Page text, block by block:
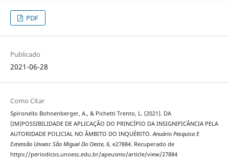
PDF
Publicado
2021-06-28
Como Citar
Spironello Bohnenberger, A., & Pichetti Trento, L. (2021). DA
(IM)POSSIBILIDADE DE APLICAÇÃO DO PRINCÍPIO DA INSIGNIFICÂNCIA PELA
AUTORIDADE POLICIAL NO ÂMBITO DO INQUÉRITO.Anuário Pesquisa E
Extensão Unoesc São Miguel Do Oeste, 6, e27884. Recuperado de
https://periodicos.unoesc.edu.br/apeusmo/article/view/27884